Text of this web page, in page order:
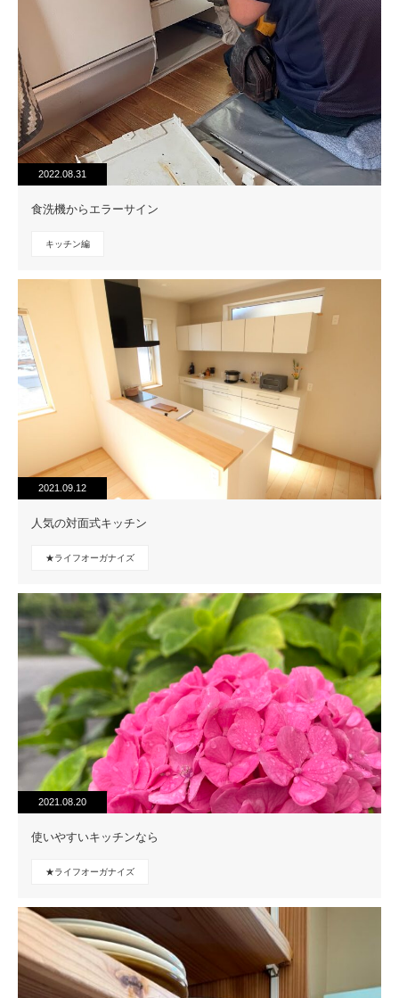
2022.08.31
食洗機からエラーサイン
キッチン編
2021.09.12
人気の対面式キッチン
★ライフオーガナイズ
2021.08.20
使いやすいキッチンなら
★ライフオーガナイズ